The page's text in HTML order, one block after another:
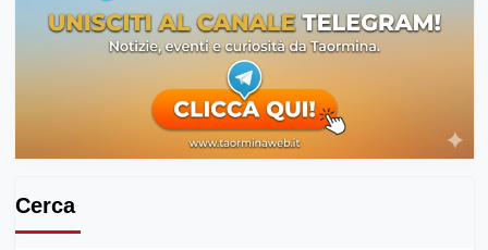
Cerca